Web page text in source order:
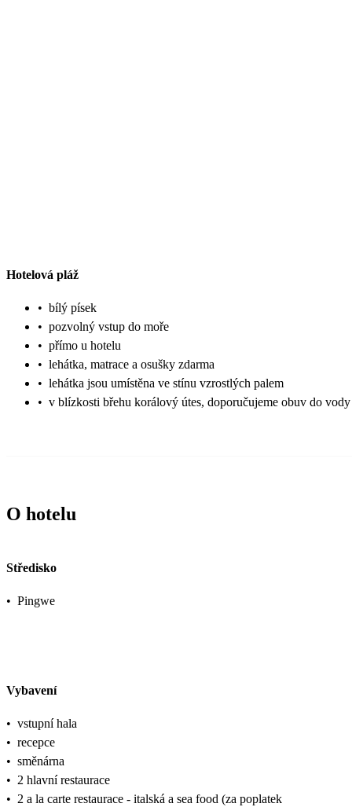
Hotelová pláž
• bílý písek
• pozvolný vstup do moře
• přímo u hotelu
• lehátka, matrace a osušky zdarma
• lehátka jsou umístěna ve stínu vzrostlých palem
• v blízkosti břehu korálový útes, doporučujeme obuv do vody
O hotelu
Středisko
• Pingwe
Vybavení
• vstupní hala
• recepce
• směnárna
• 2 hlavní restaurace
• 2 a la carte restaurace - italská a sea food (za poplatek